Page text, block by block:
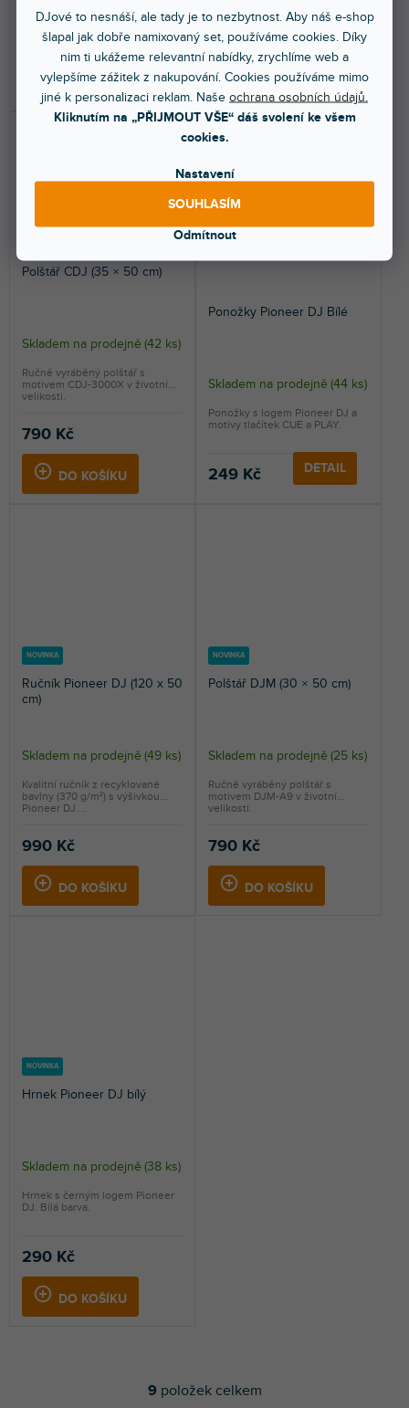
DJové to nesnáší, ale tady je to nezbytnost. Aby náš e-shop
šlapal jak dobře namixovaný set, používáme cookies. Díky
nim ti ukážeme relevantní nabídky, zrychlíme web a
vylepšíme zážitek z nakupování. Cookies používáme mimo
jiné k personalizaci reklam. Naše ochrana osobních údajů.
Kliknutím na „PŘIJMOUT VŠE“ dáš svolení ke všem
cookies.
Nastavení
Odmítnout
SOUHLASÍM
3 000 Kč
DO KOŠÍKU
1 290 Kč
DO KOŠÍKU
Polštář CDJ (35 × 50 cm)
Skladem na prodejně (42 ks)
790 Kč
DO KOŠÍKU
Ručně vyráběný polštář s
motivem CDJ-3000X v životní
velikosti.
Ponožky Pioneer DJ Bílé
Skladem na prodejně (44 ks)
249 Kč DETAIL
Ponožky s logem Pioneer DJ a
motivy tlačítek CUE a PLAY.
NOVINKA
Ručník Pioneer DJ (120 x 50
cm)
Skladem na prodejně (49 ks)
990 Kč
DO KOŠÍKU
Kvalitní ručník z recyklované
bavlny (370 g/m²) s výšivkou
Pioneer DJ....
NOVINKA
Polštář DJM (30 × 50 cm)
Skladem na prodejně (25 ks)
790 Kč
DO KOŠÍKU
Ručně vyráběný polštář s
motivem DJM-A9 v životní
velikosti.
NOVINKA
Hrnek Pioneer DJ bílý
Skladem na prodejně (38 ks)
290 Kč
DO KOŠÍKU
Hrnek s černým logem Pioneer
DJ. Bílá barva.
O
9 položek celkem